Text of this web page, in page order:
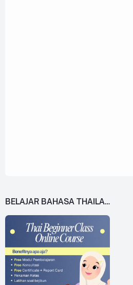
BELAJAR BAHASA THAILAND DARI 0!